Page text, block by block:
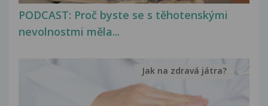
PODCAST: Proč byste se s těhotenskými
nevolnostmi měla...
Jak na zdravá játra?